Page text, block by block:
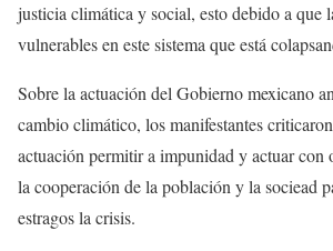
justicia climática y social, esto debido a que
vulnerables en este sistema que está
Sobre la actuación del Gobierno mexicano
cambio climático, los manifestantes
actuación permitir a impunidad y actuar con
la cooperación de la población y la sociead
estragos la crisis.